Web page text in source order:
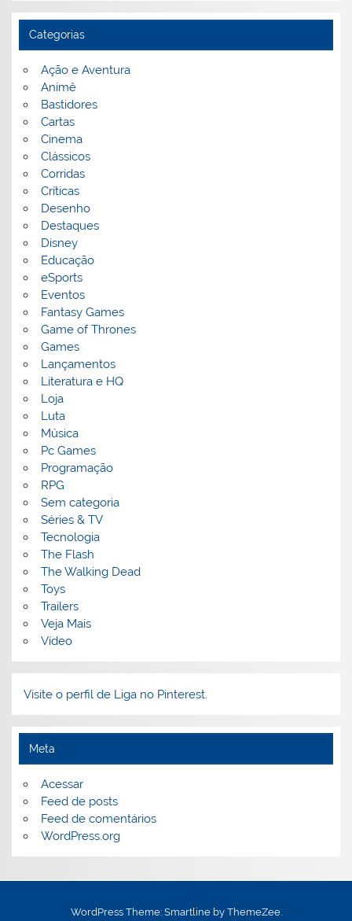
Categorias
Ação e Aventura
Animê
Bastidores
Cartas
Cinema
Clássicos
Corridas
Críticas
Desenho
Destaques
Disney
Educação
eSports
Eventos
Fantasy Games
Game of Thrones
Games
Lançamentos
Literatura e HQ
Loja
Luta
Música
Pc Games
Programação
RPG
Sem categoria
Séries & TV
Tecnologia
The Flash
The Walking Dead
Toys
Trailers
Veja Mais
Vídeo
Visite o perfil de Liga no Pinterest.
Meta
Acessar
Feed de posts
Feed de comentários
WordPress.org
WordPress Theme: Smartline by ThemeZee.